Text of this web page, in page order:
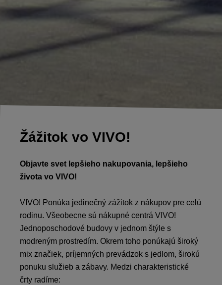
Žážitok vo VIVO!
Objavte svet lepšieho nakupovania, lepšieho
života vo VIVO!
VIVO! Ponúka jedinečný zážitok z nákupov pre celú
rodinu. Všeobecne sú nákupné centrá VIVO!
Jednoposchodové budovy v jednom štýle s
modreným prostredím. Okrem toho ponúkajú široký
mix značiek, príjemných prevádzok s jedlom, širokú
ponuku služieb a zábavy. Medzi charakteristické
črty radíme: